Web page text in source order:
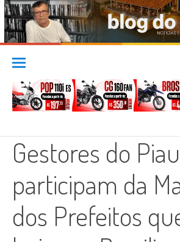
Skip
content
Gestores do
participam da
dos Prefeitos